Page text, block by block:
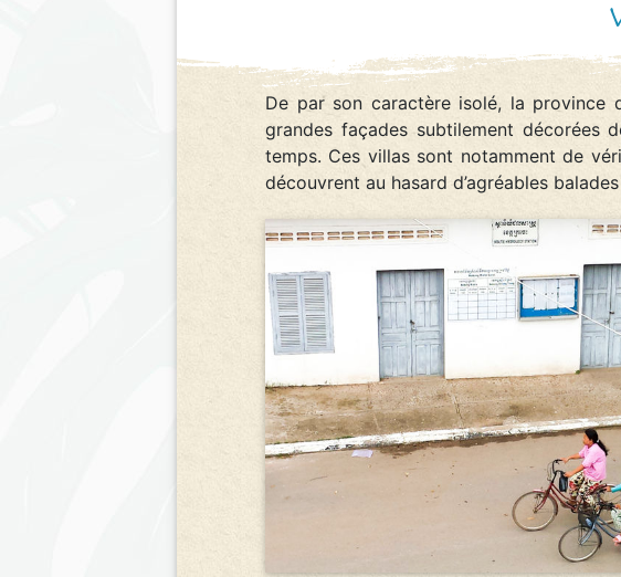
De par son caractère isolé, la province
grandes façades subtilement décorées
temps. Ces villas sont notamment de
découvrent au hasard d’agréables